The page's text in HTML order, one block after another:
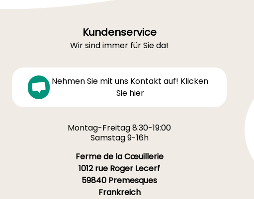
Kundenservice
Wir sind immer für Sie da!
Nehmen Sie mit uns Kontakt auf! Klicken
Sie hier
Montag-Freitag 8:30-19:00
Samstag 9-16h
Ferme de la Cœuillerie
1012 rue Roger Lecerf
59840 Premesques
Frankreich